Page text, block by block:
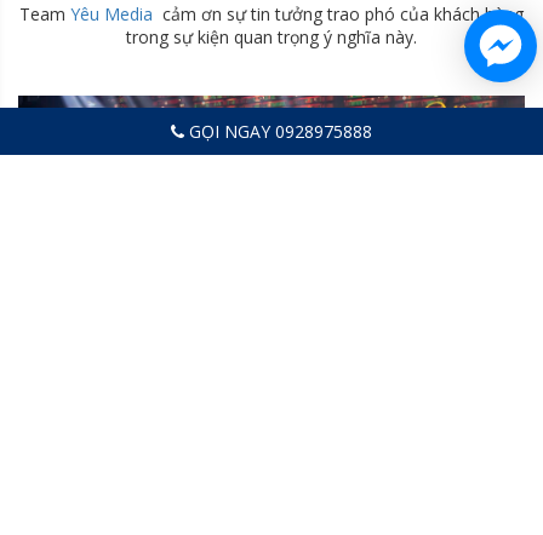
Team Yêu Media cảm ơn sự tin tưởng trao phó của khách hàng
trong sự kiện quan trọng ý nghĩa này.
GỌI NGAY 0928975888